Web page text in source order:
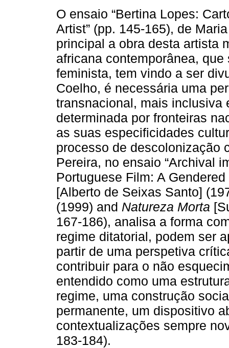
O ensaio “Bertina Lopes:
Artist” (pp. 145-165), de
principal a obra desta artista
africana contemporânea,
feminista, tem vindo a ser
Coelho, é necessária uma
transnacional, mais inclusiva
determinada por fronteiras
as suas especificidades
processo de descolonização
Pereira, no ensaio “Archival
Portuguese Film: A
[Alberto de Seixas Santo]
(1999) and Natureza Morta
167-186), analisa a forma
regime ditatorial, podem ser
partir de uma perspetiva
contribuir para o não
entendido como uma
regime, uma construção
permanente, um dispositivo
contextualizações sempre
183-184).